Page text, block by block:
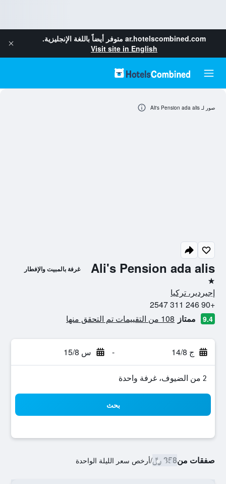
ar.hotelscombined.com متوفر أيضاً باللغة الإنجليزية.
Visit site in English
Ali's Pension ada alis غرفة بالمبيت والإفطار
نجمة واحدة
إجيردير، تركيا
+90 246 311 2547
9.4 ممتاز 108 من التقييمات تم التحقق منها
ج 14/8 - س 15/8
2 من الضيوف، غرفة واحدة
بحث
صفقات من358 ﷼ /أرخص سعر الليلة الواحدة
صور لـ Ali's Pension ada alis